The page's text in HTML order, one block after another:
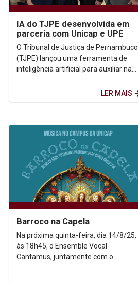
IA do TJPE desenvolvida em
parceria com Unicap e UPE
O Tribunal de Justiça de Pernambuco
(TJPE) lançou uma ferramenta de
inteligência artificial para auxiliar na
LER MAIS
Barroco na Capela
Na próxima quinta-feira, dia 14/8/25,
às 18h45, o Ensemble Vocal
Cantamus, juntamente com o